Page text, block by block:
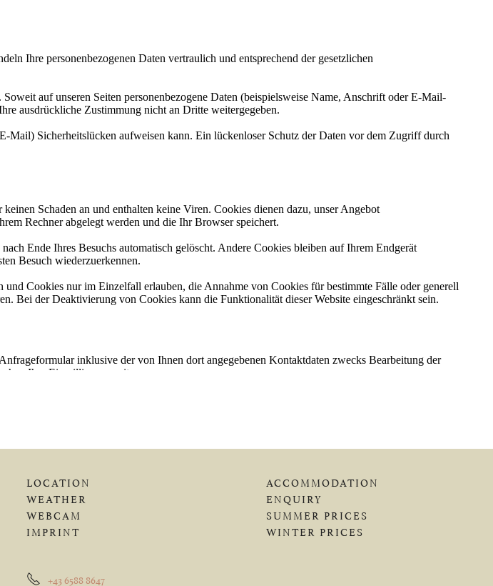
LOCATION
WEATHER
WEBCAM
IMPRINT
+43 6588 8647
ACCOMMODATION
ENQUIRY
SUMMER PRICES
WINTER PRICES